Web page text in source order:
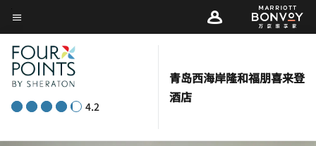
Skip
to
main
content
菜单文本
4.2
青岛西海岸隆和福朋喜来登
酒店